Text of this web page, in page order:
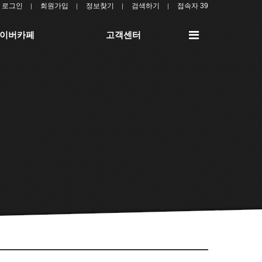
로그인 회원가입 정보찾기 검색하기 접속자 39
버카페 고객센터
전